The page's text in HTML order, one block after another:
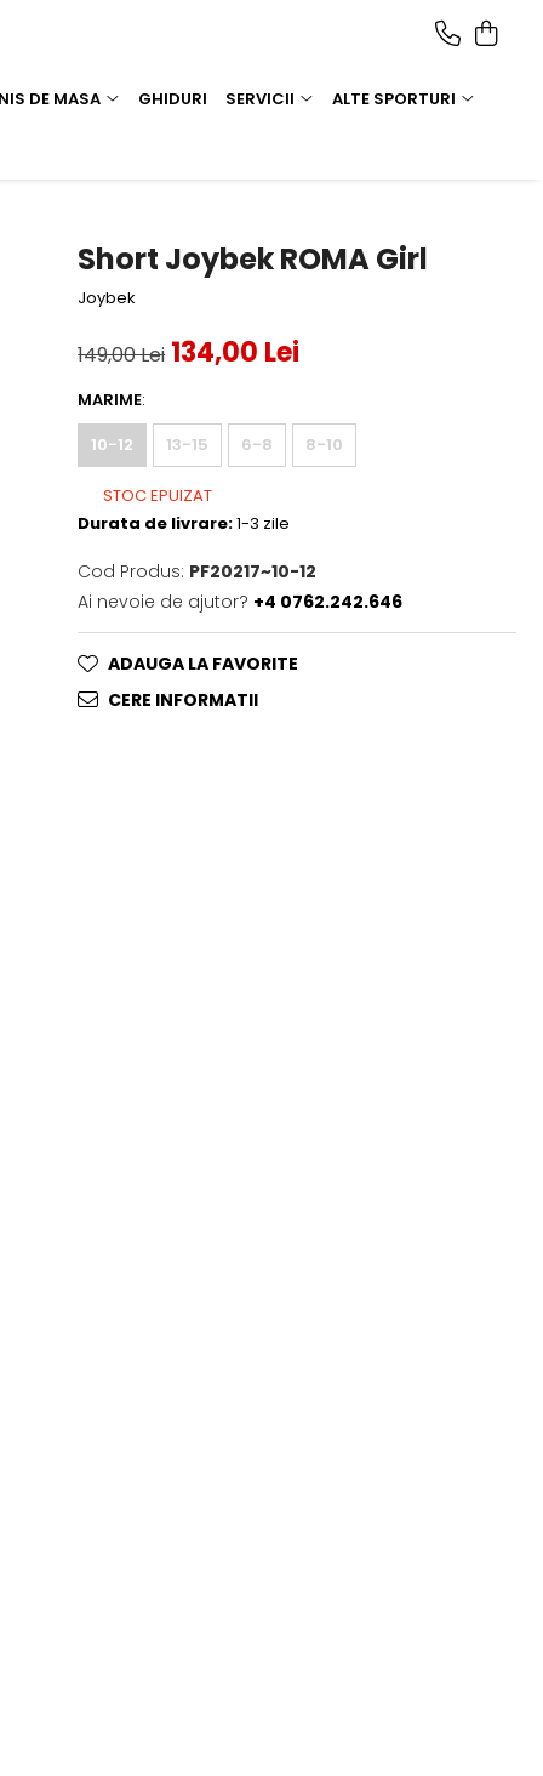
DE MASA GHIDURI SERVICII ALTE SPORTURI
Short Joybek ROMA Girl
Joybek
149,00 Lei 134,00 Lei
MARIME:
10-12
13-15 6-8 8-10
STOC EPUIZAT
Durata de livrare:1-3 zile
Cod Produs: PF20217~10-12
Ai nevoie de ajutor? +4 0762.242.646
ADAUGA LA FAVORITE
CERE INFORMATII